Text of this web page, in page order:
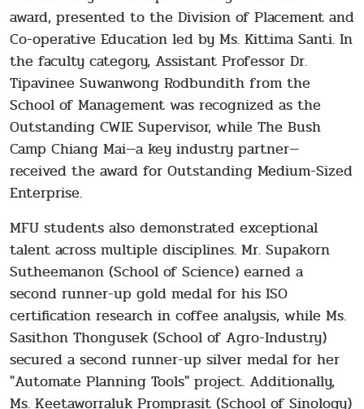
award, presented to the Division of Placement and
Co-operative Education led by Ms. Kittima Santi. In
the faculty category, Assistant Professor Dr.
Tipavinee Suwanwong Rodbundith from the
School of Management was recognized as the
Outstanding CWIE Supervisor, while The Bush
Camp Chiang Mai—a key industry partner—
received the award for Outstanding Medium-Sized
Enterprise.
MFU students also demonstrated exceptional
talent across multiple disciplines. Mr. Supakorn
Sutheemanon (School of Science) earned a
second runner-up gold medal for his ISO
certification research in coffee analysis, while Ms.
Sasithon Thongusek (School of Agro-Industry)
secured a second runner-up silver medal for her
"Automate Planning Tools" project. Additionally,
Ms. Keetaworraluk Promprasit (School of Sinology)